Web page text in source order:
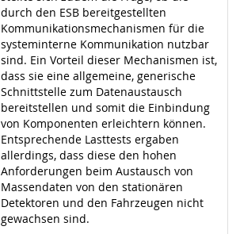
durch den ESB bereitgestellten
Kommunikationsmechanismen für die
systeminterne Kommunikation nutzbar
sind. Ein Vorteil dieser Mechanismen ist,
dass sie eine allgemeine, generische
Schnittstelle zum Datenaustausch
bereitstellen und somit die Einbindung
von Komponenten erleichtern können.
Entsprechende Lasttests ergaben
allerdings, dass diese den hohen
Anforderungen beim Austausch von
Massendaten von den stationären
Detektoren und den Fahrzeugen nicht
gewachsen sind.